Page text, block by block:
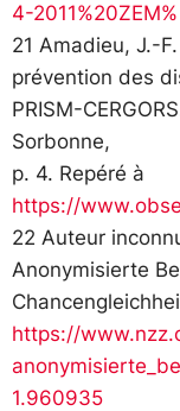
4-
21 Amadieu, J.-
prévention des
PRISM-
Sorbonne,
p. 4. Repéré à
https://
22 Auteur
Anonymisierte
https://
1.960935